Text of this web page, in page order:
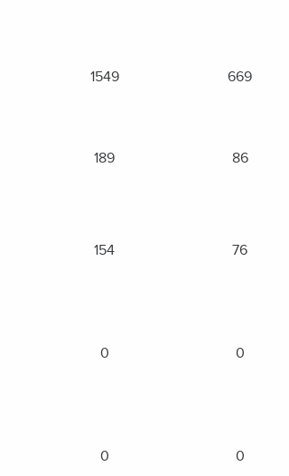
1549 669
189 86
154 76
0 0
0 0